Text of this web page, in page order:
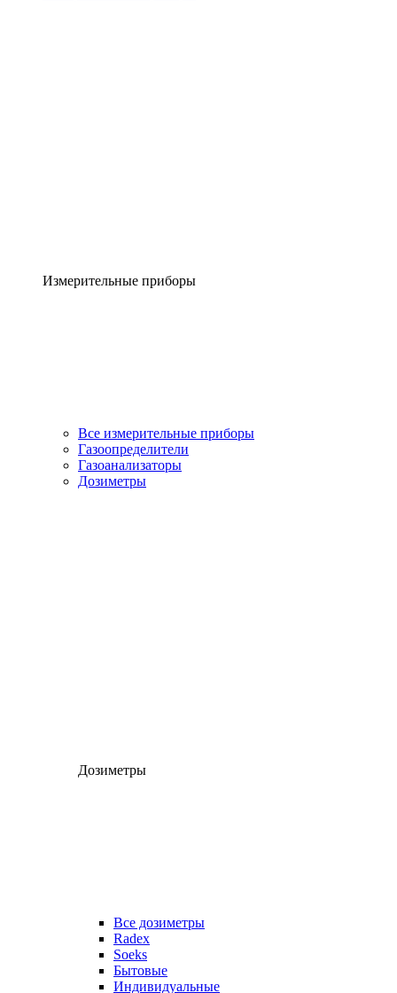
Измерительные приборы
Все измерительные приборы
Газоопределители
Газоанализаторы
Дозиметры
Дозиметры
Все дозиметры
Radex
Soeks
Бытовые
Индивидуальные